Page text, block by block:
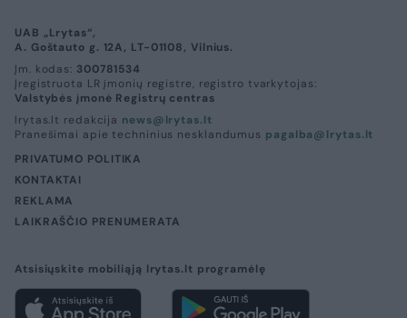
UAB „Lrytas“,
A. Goštauto g. 12A, LT-01108, Vilnius.
Įm. kodas: 300781534
Įregistruota LR įmonių registre, registro tvarkytojas:
Valstybės įmonė Registrų centras
lrytas.lt redakcija news@lrytas.lt
Pranešimai apie techninius nesklandumus pagalba@lrytas.lt
PRIVATUMO POLITIKA
KONTAKTAI
REKLAMA
LAIKRAŠČIO PRENUMERATA
Atsisiųskite mobiliąją lrytas.lt programėlę